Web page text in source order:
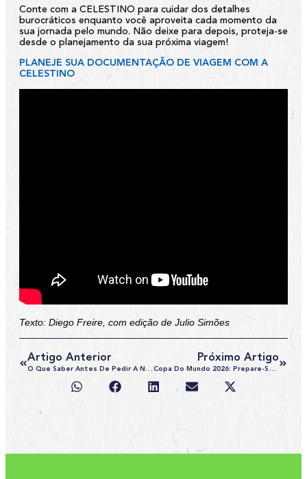
Conte com a CELESTINO para cuidar dos detalhes
burocráticos enquanto você aproveita cada momento da
sua jornada pelo mundo. Não deixe para depois, proteja-se
desde o planejamento da sua próxima viagem!
PLANEJE SUA DOCUMENTAÇÃO DE VIAGEM COM A
CELESTINO
Texto: Diego Freire, com edição de Julio Simões
Artigo Anterior
O Que Saber Antes De Pedir A Naturalização Brasileira
Próximo Artigo
Copa Do Mundo 2026: Prepare-Se Para Visitar EUA, Canadá E México